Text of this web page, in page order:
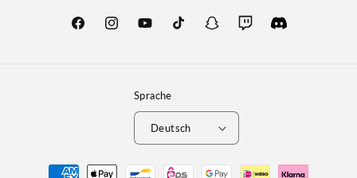
FacebookInstagramYouTubeTikTok SnapchatTwitchTranslation
Sprache
Deutsch
Zahlungsmethoden